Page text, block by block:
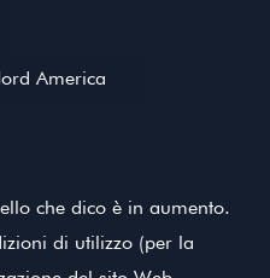
America
che dico è in aumento.
di utilizzo (per la